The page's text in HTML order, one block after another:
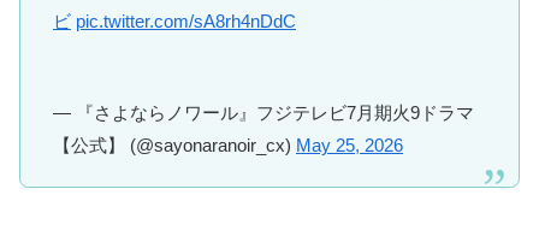
ビ pic.twitter.com/sA8rh4nDdC
— 『さよならノワール』フジテレビ7月期火9ドラマ
【公式】 (@sayonaranoir_cx) May 25, 2026